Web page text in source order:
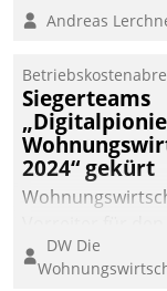
Andreas
Siegerteams
2024“ gekürt
eine digitale
finden, ist das
DW Die